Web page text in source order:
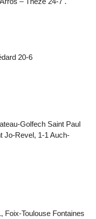
20-6
Golfech Saint Paul
Jo-Revel, 1-1 Auch-
Foix-Toulouse Fontaines